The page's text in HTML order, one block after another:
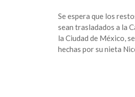
Se espera que los
sean trasladados a la
la Ciudad de México,
hechas por su nieta